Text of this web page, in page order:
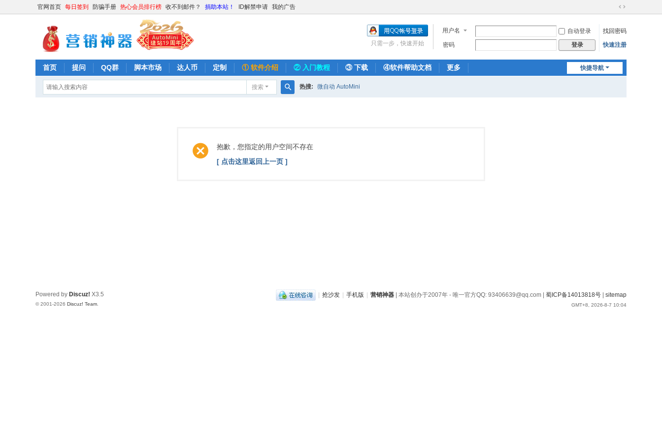
官网首页 每日签到 防骗手册 热心会员排行榜 收不到邮件？ 捐助本站！ ID解禁申请 我的广告
切
到
宽
用户名 自动登录
找回密码
密码
登录 快速注册
只需一步，快速开始
快捷导航
首页 提问 QQ群 脚本市场 达人币 定制 ① 软件介绍 ② 入门教程 ③ 下载 ④软件帮助文档 更多
搜索 热搜: 微自动 AutoMini
抱歉，您指定的用户空间不存在
[ 点击这里返回上一页 ]
| 抢沙发 | 手机版 | 营销神器 | 本站创办于2007年 - 唯一官方QQ: 93406639@qq.com | 蜀ICP备14013818号 | sitemap
GMT+8, 2026-8-7 10:04
Powered by Discuz! X3.5
© 2001-2026 Discuz! Team